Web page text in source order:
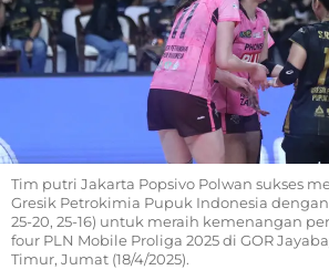
Tim putri Jakarta Popsivo Polwan sukses
Gresik Petrokimia Pupuk Indonesia dengan
25-20, 25-16) untuk meraih kemenangan
four PLN Mobile Proliga 2025 di GOR
Timur, Jumat (18/4/2025).